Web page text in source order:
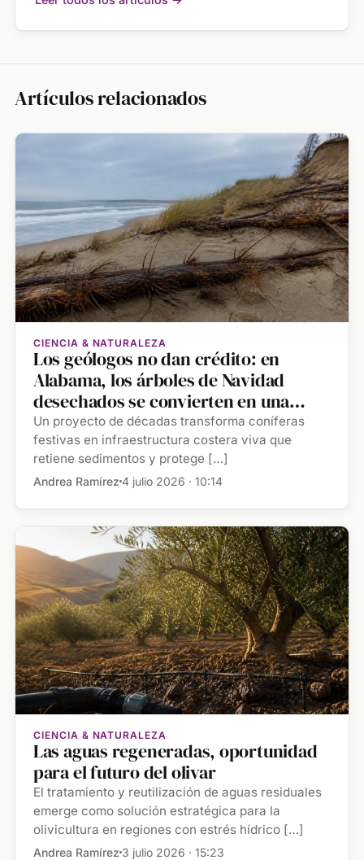
Artículos relacionados
CIENCIA & NATURALEZA
Los geólogos no dan crédito: en
Alabama, los árboles de Navidad
desechados se convierten en una
barrera natural, ya que durante casi
cuatro décadas, equipos de
trabajadores han reutilizado miles de
pinos en las playas de Gulf Shores
para atrapar la arena
Un proyecto de décadas transforma coníferas
festivas en infraestructura costera viva que
retiene sedimentos y protege […]
Andrea Ramírez 4 julio 2026 · 10:14
CIENCIA & NATURALEZA
Las aguas regeneradas, oportunidad
para el futuro del olivar
El tratamiento y reutilización de aguas residuales
emerge como solución estratégica para la
olivicultura en regiones con estrés hídrico […]
Andrea Ramírez 3 julio 2026 · 15:23